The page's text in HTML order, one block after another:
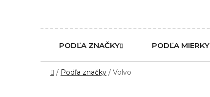
PODĽA ZNAČKY PODĽA MIERKY
Domov
/ Podľa značky / Volvo